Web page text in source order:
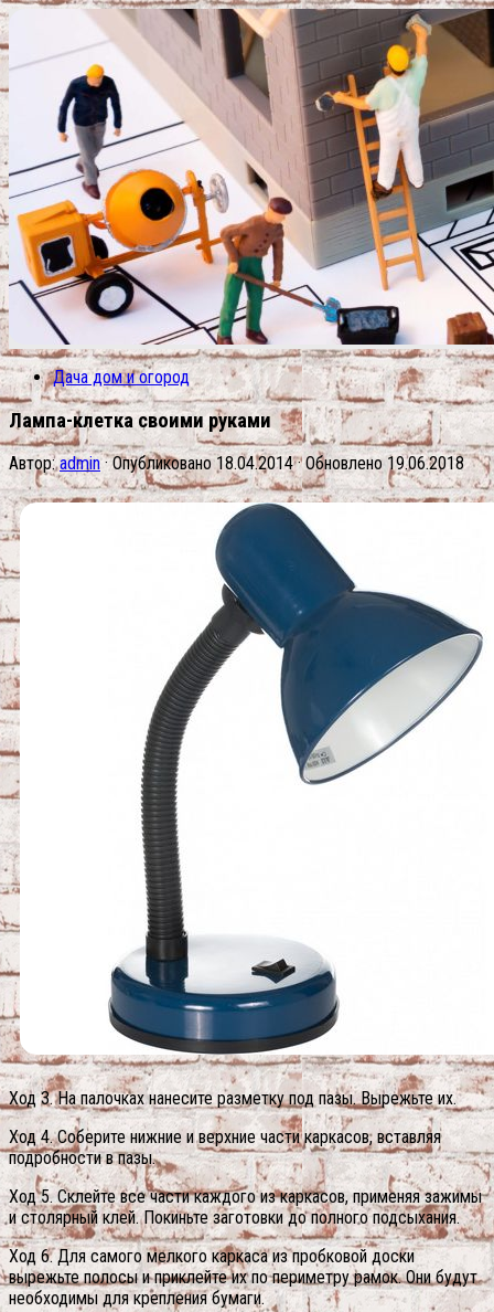
Дача дом и огород
Лампа-клетка своими руками
Автор:admin · Опубликовано18.04.2014· Обновлено19.06.2018
Ход 3. На палочках нанесите разметку под пазы. Вырежьте их.
Ход 4. Соберите нижние и верхние части каркасов, вставляя
подробности в пазы.
Ход 5. Склейте все части каждого из каркасов, применяя зажимы
и столярный клей. Покиньте заготовки до полного подсыхания.
Ход 6. Для самого мелкого каркаса из пробковой доски
вырежьте полосы и приклейте их по периметру рамок. Они будут
необходимы для крепления бумаги.